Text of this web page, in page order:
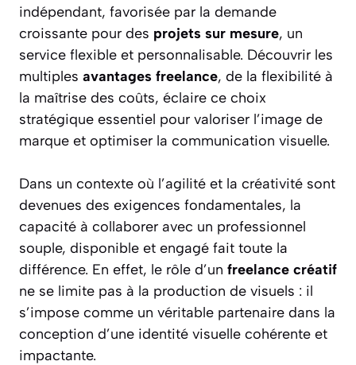
indépendant, favorisée par la demande
croissante pour des projets sur mesure, un
service flexible et personnalisable. Découvrir les
multiples avantages freelance, de la flexibilité à
la maîtrise des coûts, éclaire ce choix
stratégique essentiel pour valoriser l’image de
marque et optimiser la communication visuelle.
Dans un contexte où l’agilité et la créativité sont
devenues des exigences fondamentales, la
capacité à collaborer avec un professionnel
souple, disponible et engagé fait toute la
différence. En effet, le rôle d’un freelance créatif
ne se limite pas à la production de visuels : il
s’impose comme un véritable partenaire dans la
conception d’une identité visuelle cohérente et
impactante.